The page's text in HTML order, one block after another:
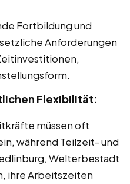
Fortbildung und
Anforderungen
Flexibilität:
müssen oft
während Teilzeit- und
Welterbestadt
ihre Arbeitszeiten